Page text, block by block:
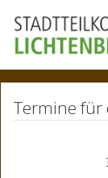
Termine für